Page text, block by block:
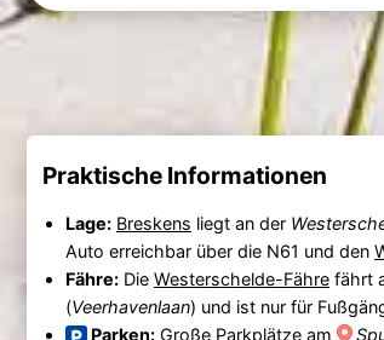
Praktische Informationen
Lage: Breskens liegt an der
Auto erreichbar über die N61 und den
Fähre:Die Westerschelde-Fährefährt
(Veerhavenlaan) und ist nur für
Parken: Große Parkplätze am